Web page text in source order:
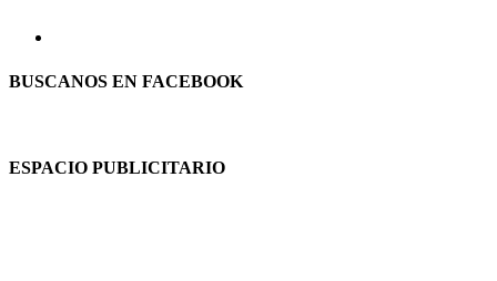
BUSCANOS EN FACEBOOK
ESPACIO PUBLICITARIO